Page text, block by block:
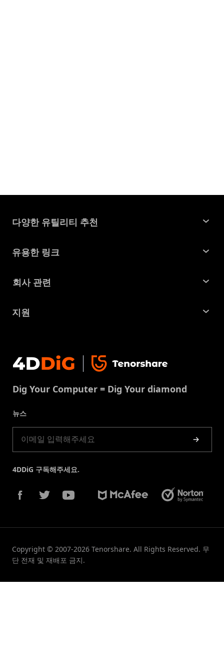
다양한 유틸리티 추천
윈도우 데이터 복구
파티션 관리 도구
중복 파일 찾기 및 제거
유용한 링크
꿀팁 모음
맥 복구 솔루션
중복 파일 제거
회사 관련
회사소개
이용약권
쿠키정책(업데이트됨)
지원
문의
제품 가이드
Dig Your Computer = Dig Your diamond
뉴스
4DDiG 구독해주세요.
Copyright © 2007-2026 Tenorshare. All Rights Reserved. 무
단 전재 및 재배포 금지.